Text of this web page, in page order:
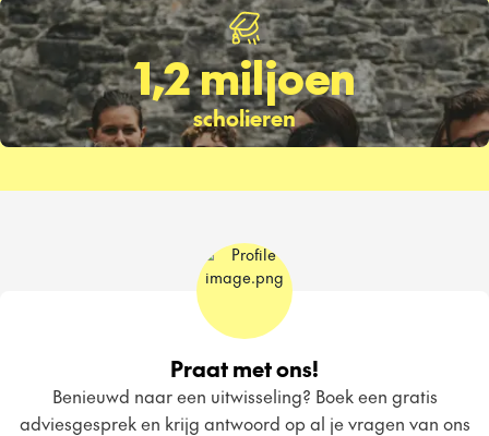
1,2 miljoen
scholieren
Praat met ons!
Benieuwd naar een uitwisseling? Boek een gratis
adviesgesprek en krijg antwoord op al je vragen van ons